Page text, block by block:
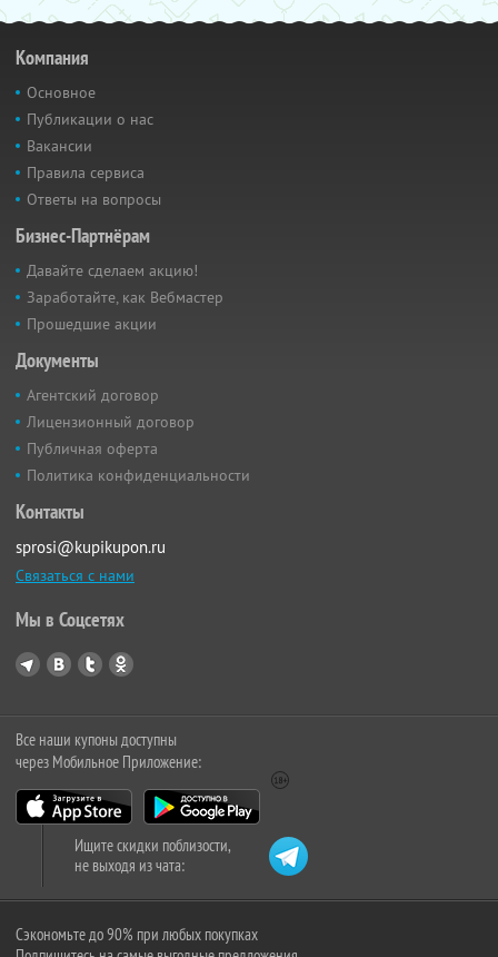
Компания
Основное
Публикации о нас
Вакансии
Правила сервиса
Ответы на вопросы
Бизнес-Партнёрам
Давайте сделаем акцию!
Заработайте, как Вебмастер
Прошедшие акции
Документы
Агентский договор
Лицензионный договор
Публичная оферта
Политика конфиденциальности
Контакты
sprosi@kupikupon.ru
Связаться с нами
Мы в Соцсетях
Все наши купоны доступны
через Мобильное Приложение:
Ищите скидки поблизости,
не выходя из чата:
Сэкономьте до 90% при любых покупках